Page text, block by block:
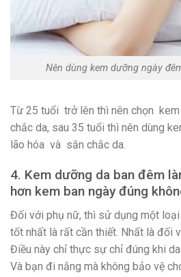
Nên dùng kem dưỡng ngày
Từ 25 tuổi trở lên thì nên chọn
chắc da, sau 35 tuổi thì nên dùng
lão hóa và săn chắc da.
4. Kem dưỡng da ban đêm
hơn kem ban ngày đúng
Đối với phụ nữ, thì sử dụng một
tốt nhất là rất cần thiết. Nhất là đối
Điều này chỉ thực sự chỉ đúng khi
Và bạn đi nắng mà không bảo vệ